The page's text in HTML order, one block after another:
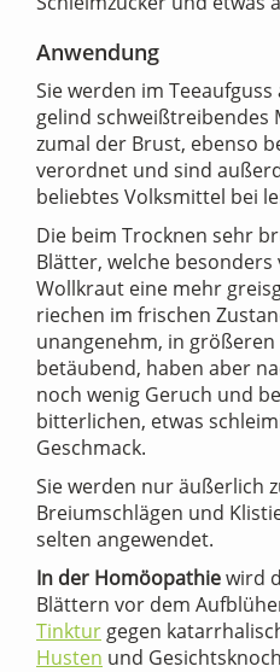
Anwendung
Sie werden im
gelind schweißtreibendes
zumal der Brust, ebenso
verordnet und sind
beliebtes Volksmittel bei
Die beim Trocknen sehr
Blätter, welche
Wollkraut eine mehr
riechen im frischen
unangenehm, in größeren
betäubend, haben aber
noch wenig Geruch und
bitterlichen, etwas
Geschmack.
Sie werden nur äußerlich
Breiumschlägen und
selten angewendet.
In der Homöopathiewird
Blättern vor dem
Tinktur gegen
Husten und